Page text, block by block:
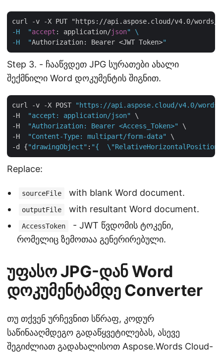
curl -v -X PUT "https://api.aspose.cloud/v4.0/words/
-H  "accept : application/json" \
-H  "Authorization: Bearer <JWT Token>
Step 3. - ჩააწვდეთ JPG სურათები ახალი
შექმნილი Word დოკუმენტის შიგნით.
curl -v -X POST
"https://api.aspose.cloud/v4.0/
-H
"accept: application/json"
\
-H
"Authorization: Bearer <Access_Token>"
\
-H
"Content-Type: multipart/form-data"
\
-d {"drawingObject" : "{
Replace:
sourceFile with blank Word document.
outputFile with resultant Word document.
AccessToken
- JWT წვდომის ტოკენი,
რომელიც ზემოთაა გენერირებული.
უფასო JPG-დან Word
დოკუმენტამდე Converter
თუ თქვენ ურჩევნით სწრაფ, კოდურ
საწინააღმდეგო გადაწყვეტილებას, ასევე
შეგიძლიათ გადახალისოთ Aspose.Words Cloud-